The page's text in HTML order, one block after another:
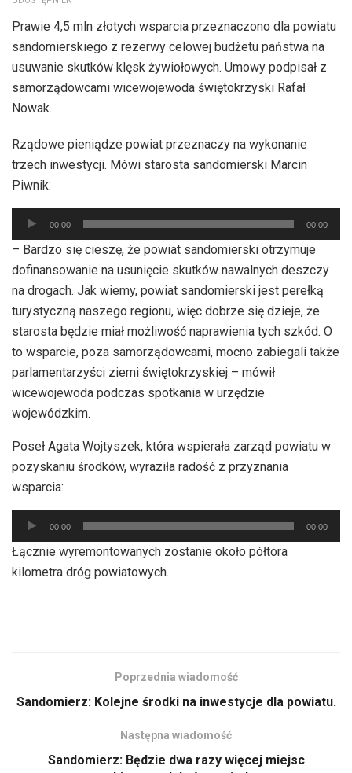
Prawie 4,5 mln złotych wsparcia przeznaczono dla powiatu
sandomierskiego z rezerwy celowej budżetu państwa na
usuwanie skutków klęsk żywiołowych. Umowy podpisał z
samorządowcami wicewojewoda świętokrzyski Rafał
Nowak.
Rządowe pieniądze powiat przeznaczy na wykonanie
trzech inwestycji. Mówi starosta sandomierski Marcin
Piwnik:
Odtwarzacz
plików
dźwiękowych
00:00 00:00
– Bardzo się cieszę, że powiat sandomierski otrzymuje
dofinansowanie na usunięcie skutków nawalnych deszczy
na drogach. Jak wiemy, powiat sandomierski jest perełką
turystyczną naszego regionu, więc dobrze się dzieje, że
starosta będzie miał możliwość naprawienia tych szkód. O
to wsparcie, poza samorządowcami, mocno zabiegali także
parlamentarzyści ziemi świętokrzyskiej – mówił
wicewojewoda podczas spotkania w urzędzie
wojewódzkim.
Poseł Agata Wojtyszek, która wspierała zarząd powiatu w
pozyskaniu środków, wyraziła radość z przyznania
wsparcia:
Odtwarzacz
plików
dźwiękowych
00:00 00:00
Łącznie wyremontowanych zostanie około półtora
kilometra dróg powiatowych.
Poprzednia wiadomość
Sandomierz: Kolejne środki na inwestycje dla powiatu.
Następna wiadomość
Sandomierz: Będzie dwa razy więcej miejsc